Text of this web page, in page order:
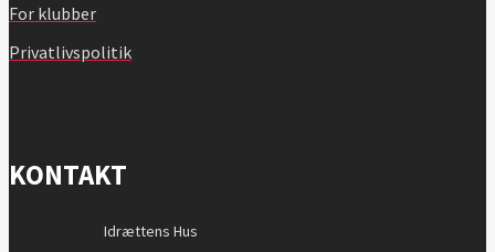
For klubber
Privatlivspolitik
KONTAKT
Idrættens Hus